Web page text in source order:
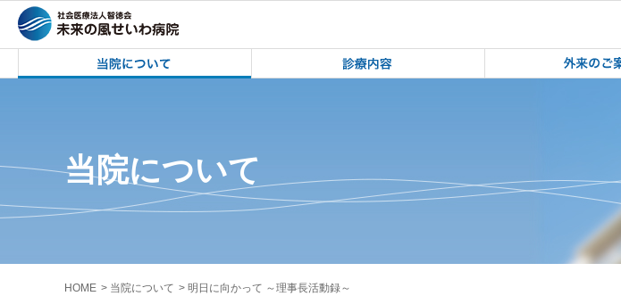
未来の風せいわ病院 | 雫石町立雫石中学校1年生 心の健康づくり講演会（
未来の風せいわ病院 | 雫石町立雫石
当院について
HOME 当院について 明日に向かって ～理事長活動録～